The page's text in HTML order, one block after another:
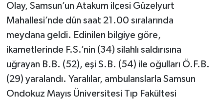
Olay, Samsun’un Atakum ilçesi Güzelyurt
Mahallesi’nde dün saat 21.00 sıralarında
meydana geldi. Edinilen bilgiye göre,
ikametlerinde F.S.’nin (34) silahlı saldırısına
uğrayan B.B. (52), eşi S.B. (54) ile oğulları Ö.F.B.
(29) yaralandı. Yaralılar, ambulanslarla Samsun
Ondokuz Mayıs Üniversitesi Tıp Fakültesi